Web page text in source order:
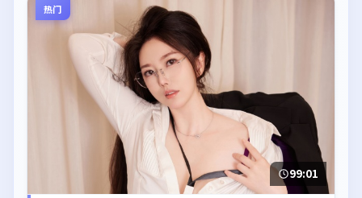
热门
99:01